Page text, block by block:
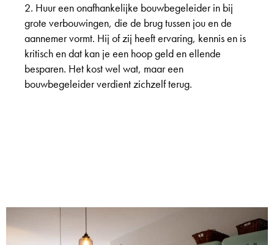
2. Huur een onafhankelijke bouwbegeleider in bij
grote verbouwingen, die de brug tussen jou en de
aannemer vormt. Hij of zij heeft ervaring, kennis en is
kritisch en dat kan je een hoop geld en ellende
besparen. Het kost wel wat, maar een
bouwbegeleider verdient zichzelf terug.